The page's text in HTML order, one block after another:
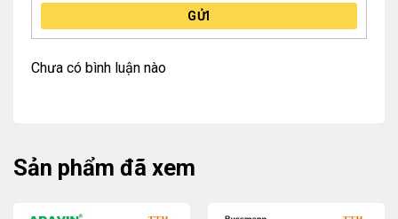
GỬI
Chưa có bình luận nào
Sản phẩm đã xem